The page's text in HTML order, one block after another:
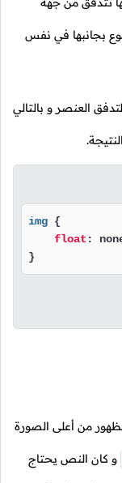
بجانبها في نفس
العنصر و بالتالي
img {
float :
}
من أعلى الصورة
و كان النص يحتاج